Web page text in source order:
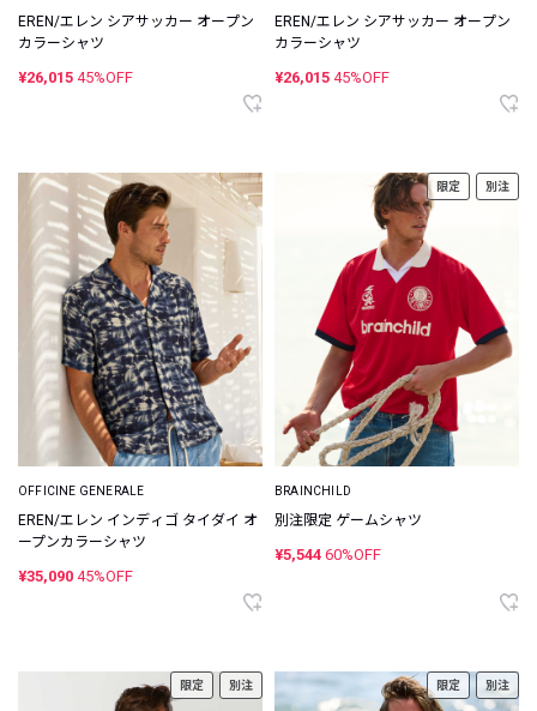
EREN/エレン シアサッカー オープン
カラーシャツ
¥26,015 45%OFF
EREN/エレン シアサッカー オープン
カラーシャツ
¥26,015 45%OFF
OFFICINE GENERALE
EREN/エレン インディゴ タイダイ オ
ープンカラーシャツ
¥35,090 45%OFF
限定 別注
BRAINCHILD
別注限定 ゲームシャツ
¥5,544 60%OFF
限定 別注 限定 別注